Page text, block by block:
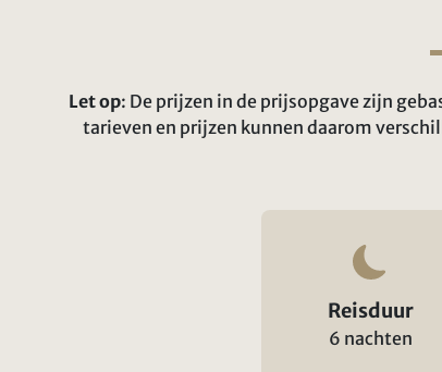
Let op: De prijzen in de prijsopgave zijn
tarieven en prijzen kunnen daarom
Reisduur
6 nachten